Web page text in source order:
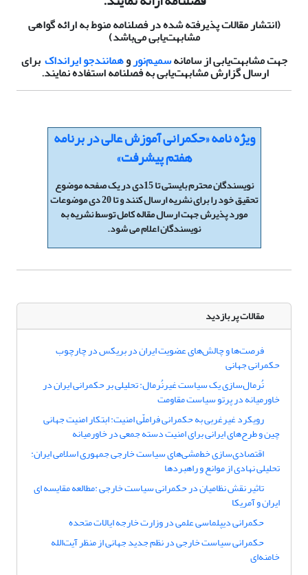
(انتشار مقالات پذیرفته شده در فصلنامه منوط به ارائه گواهی
مشابهت‌یابی می‌باشد)
جهت مشابهت‌یابی از سامانهسمیم‌نوروهمانندجو ایرانداک برای
ارسال گزارش مشابهت‌یابی به فصلنامه استفاده نمایند.
ویژه نامه «حکمرانی آموزش عالی در برنامه
هفتم پیشرفت»
نویسندگان محترم بایستی تا 15دی در یک صفحه موضوع
تحقیق خود را برای نشریه ارسال کنند و تا 20 دی موضوعات
مورد پذیرش جهت ارسال مقاله کامل توسط نشریه به
نویسندگان اعلام می شود.
مقالات پر بازدید
فرصت‌ها و چالش‌های عضویت ایران در بریکس در چارچوب
حکمرانی جهانی
نُرمال‌سازی یک سیاست غیرنُرمال: تحلیلی بر حکمرانی ایران در
خاورمیانه در پرتو سیاست مقاومت
رویکرد غیرغربی به حکمرانی فراملّی امنیت: ابتکار امنیت جهانی
چین و طرح‌های ایرانی برای امنیت دسته جمعی در خاورمیانه
اقتصادی‌سازی خط‌مشی‌های سیاست خارجی جمهوری اسلامی ایران:
تحلیلی نهادی از موانع و راهبردها
تاثیر نقش نظامیان در حکمرانی سیاست خارجی :مطالعه مقایسه ای
ایران و آمریکا
حکمرانی دیپلماسی علمی در وزارت خارجه ایالات متحده
حکمرانی سیاست خارجی در نظم جدید جهانی از منظر آیت‌الله
خامنه‌ای